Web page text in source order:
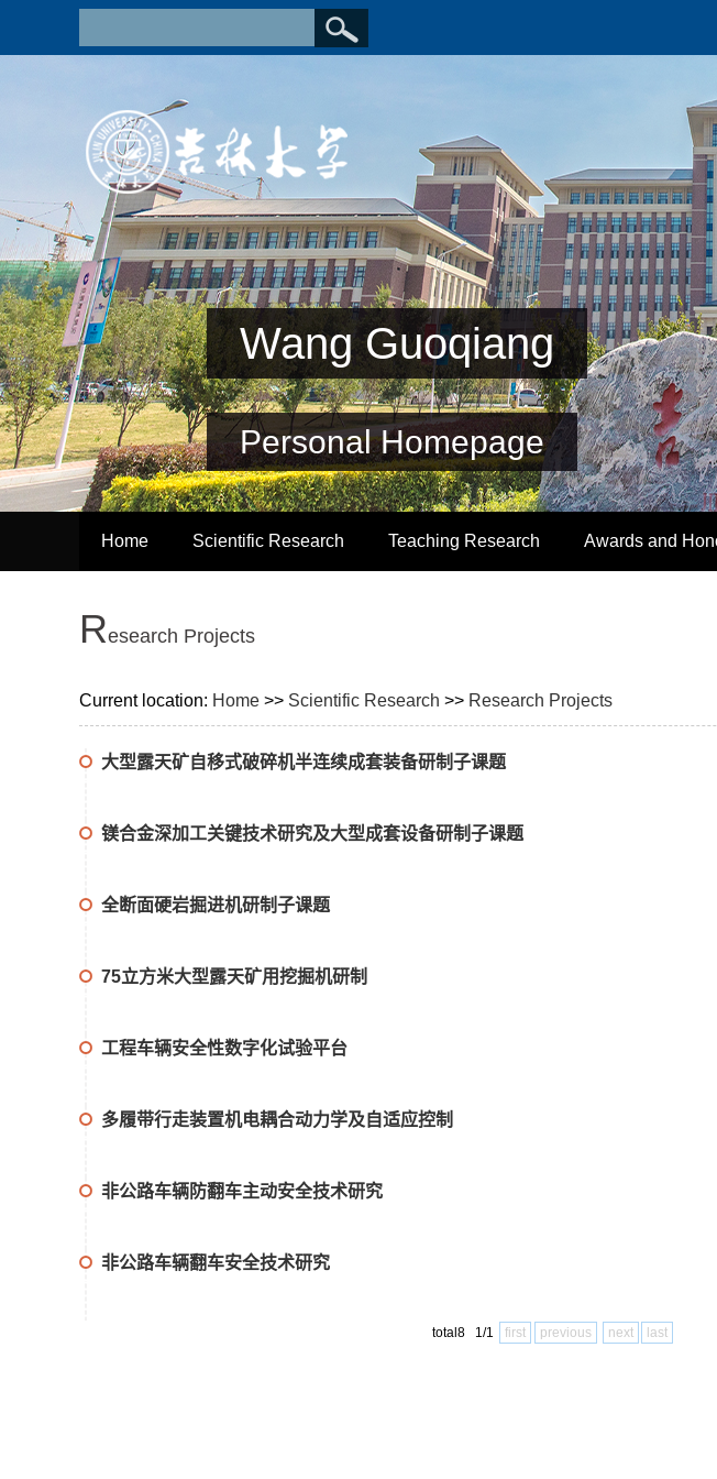
Wang Guoqiang
Personal Homepage
Home Scientific Research Teaching Research Awards and
Research Projects
Current location: Home >> Scientific Research >> Research Projects
大型露天矿自移式破碎机半连续成套装备研制子课题
镁合金深加工关键技术研究及大型成套设备研制子课题
全断面硬岩掘进机研制子课题
75立方米大型露天矿用挖掘机研制
工程车辆安全性数字化试验平台
多履带行走装置机电耦合动力学及自适应控制
非公路车辆防翻车主动安全技术研究
非公路车辆翻车安全技术研究
total8 1/1 first previous next last